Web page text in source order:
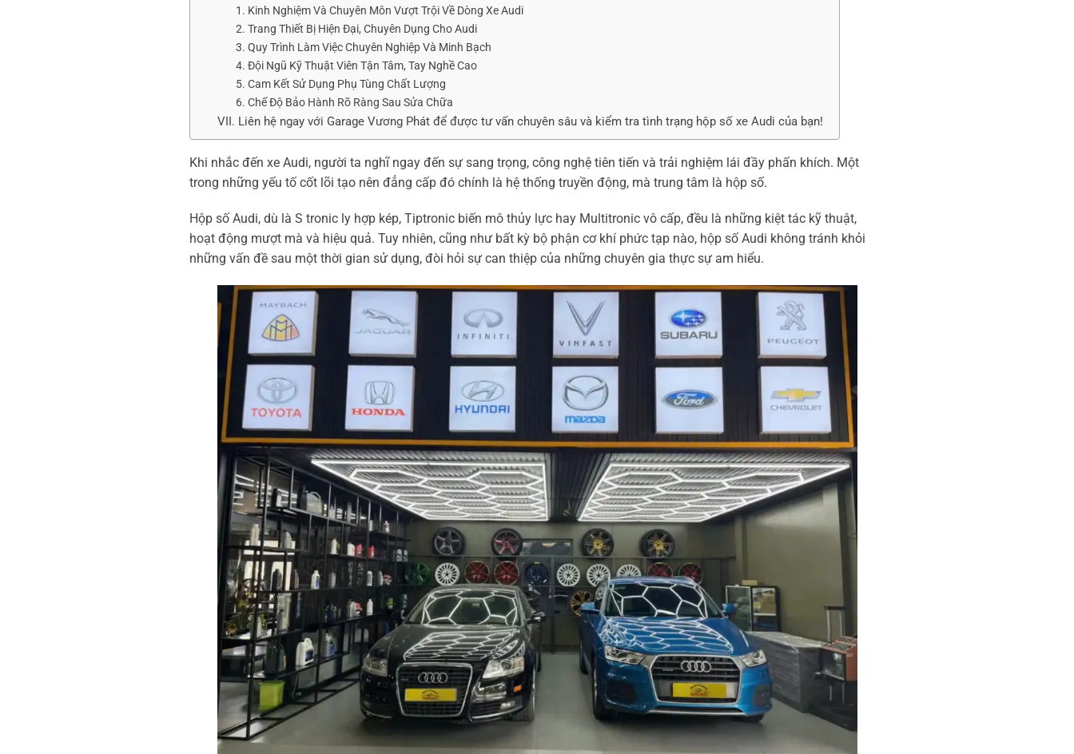
1. Kinh Nghiệm Và Chuyên Môn Vượt Trội Về Dòng Xe Audi
2. Trang Thiết Bị Hiện Đại, Chuyên Dụng Cho Audi
3. Quy Trình Làm Việc Chuyên Nghiệp Và Minh Bạch
4. Đội Ngũ Kỹ Thuật Viên Tận Tâm, Tay Nghề Cao
5. Cam Kết Sử Dụng Phụ Tùng Chất Lượng
6. Chế Độ Bảo Hành Rõ Ràng Sau Sửa Chữa
VII. Liên hệ ngay với Garage Vương Phát để được tư vấn chuyên sâu và kiểm tra tình trạng hộp số xe Audi của bạn!
Khi nhắc đến xe Audi, người ta nghĩ ngay đến sự sang trọng, công nghệ tiên tiến và trải nghiệm lái đầy phấn khích. Một
trong những yếu tố cốt lõi tạo nên đẳng cấp đó chính là hệ thống truyền động, mà trung tâm là hộp số.
Hộp số Audi, dù là S tronic ly hợp kép, Tiptronic biến mô thủy lực hay Multitronic vô cấp, đều là những kiệt tác kỹ thuật,
hoạt động mượt mà và hiệu quả. Tuy nhiên, cũng như bất kỳ bộ phận cơ khí phức tạp nào, hộp số Audi không tránh khỏi
những vấn đề sau một thời gian sử dụng, đòi hỏi sự can thiệp của những chuyên gia thực sự am hiểu.